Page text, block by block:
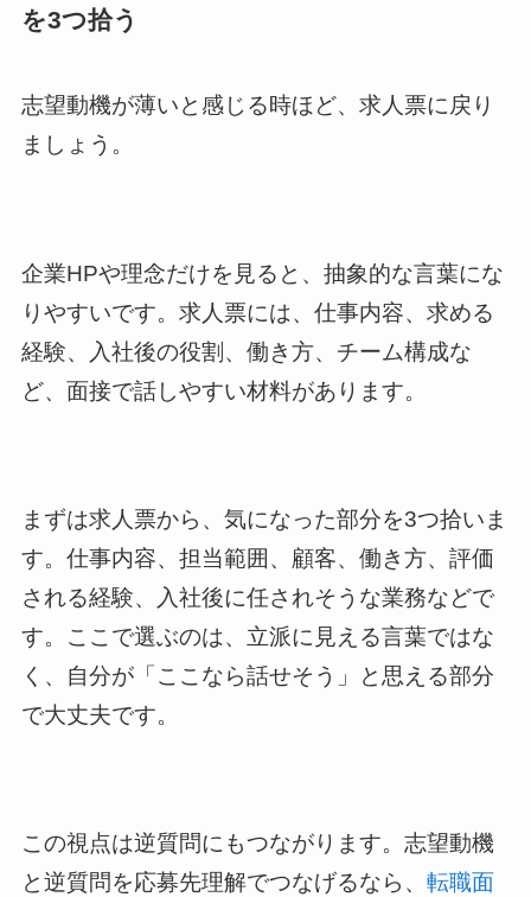
を3つ拾う
志望動機が薄いと感じる時ほど、求人票に戻り
ましょう。
企業HPや理念だけを見ると、抽象的な言葉にな
りやすいです。求人票には、仕事内容、求める
経験、入社後の役割、働き方、チーム構成な
ど、面接で話しやすい材料があります。
まずは求人票から、気になった部分を3つ拾いま
す。仕事内容、担当範囲、顧客、働き方、評価
される経験、入社後に任されそうな業務などで
す。ここで選ぶのは、立派に見える言葉ではな
く、自分が「ここなら話せそう」と思える部分
で大丈夫です。
この視点は逆質問にもつながります。志望動機
と逆質問を応募先理解でつなげるなら、 転職面